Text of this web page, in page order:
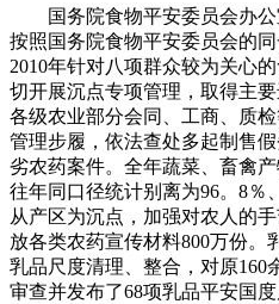
国务院食物平安委员会办公
按照国务院食物平安委员会的
2010年针对八项群众较为关心
切开展沉点专项管理，取得主
各级农业部分会同、工商、质
管理步履，依法查处多起制售
劣农药案件。全年蔬菜、畜禽
往年同口径统计别离为96。8％
从产区为沉点，加强对农人的
放各类农药宣传材料800万份。
乳品尺度清理、整合，对原160
审查并发布了68项乳品平安国